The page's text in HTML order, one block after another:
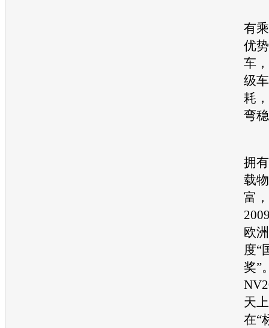
有
优
车，
级
耗
弯
拥
载
富
欧
度“
奖”
天
在“